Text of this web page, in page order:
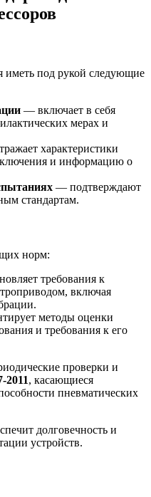
иметь под рукой следующие
— включает в себя
мерах и
характеристики
и информацию о
— подтверждают
стандартам.
норм:
требования к
включая
методы оценки
и требования к его
проверки и
, касающиеся
пневматических
долговечность и
устройств.